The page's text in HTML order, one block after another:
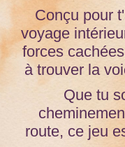
Conçu pour
voyage
forces
à trouver la
Que tu
route, ce jeu